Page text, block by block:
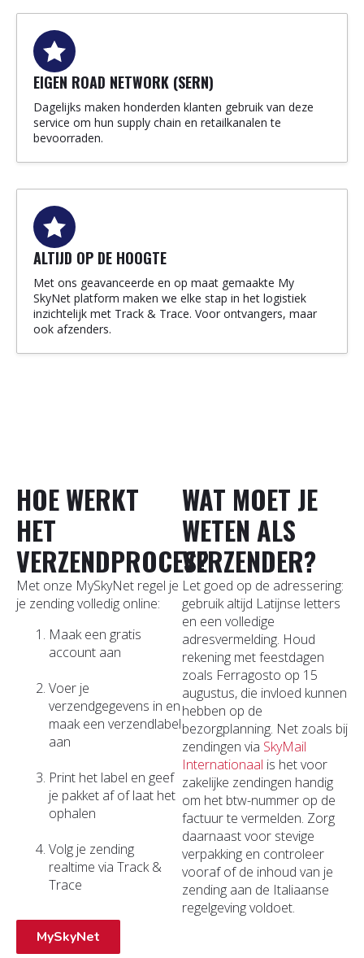
EIGEN ROAD NETWORK (SERN)
Dagelijks maken honderden klanten gebruik van deze
service om hun supply chain en retailkanalen te
bevoorraden.
ALTIJD OP DE HOOGTE
Met ons geavanceerde en op maat gemaakte My
SkyNet platform maken we elke stap in het logistiek
inzichtelijk met Track & Trace. Voor ontvangers, maar
ook afzenders.
HOE WERKT
HET
VERZENDPROCES?
Met onze MySkyNet regel je
je zending volledig online:
Maak een gratis
account aan
Voer je
verzendgegevens in en
maak een verzendlabel
aan
Print het label en geef
je pakket af of laat het
ophalen
Volg je zending
realtime via Track &
Trace
MySkyNet
WAT MOET JE
WETEN ALS
VERZENDER?
Let goed op de adressering:
gebruik altijd Latijnse letters
en een volledige
adresvermelding. Houd
rekening met feestdagen
zoals Ferragosto op 15
augustus, die invloed kunnen
hebben op de
bezorgplanning. Net zoals bij
zendingen via SkyMail
Internationaal is het voor
zakelijke zendingen handig
om het btw-nummer op de
factuur te vermelden. Zorg
daarnaast voor stevige
verpakking en controleer
vooraf of de inhoud van je
zending aan de Italiaanse
regelgeving voldoet.